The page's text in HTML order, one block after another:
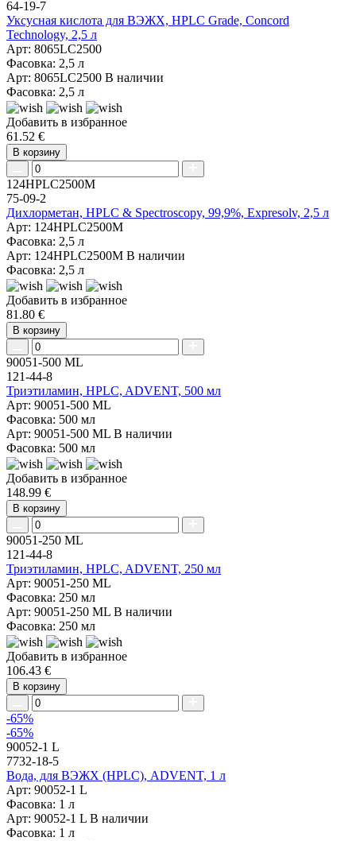
64-19-7
Уксусная кислота для ВЭЖХ, HPLC Grade, Concord
Technology, 2,5 л
Арт: 8065LC2500
Фасовка: 2,5 л
Арт: 8065LC2500 В наличии
Фасовка: 2,5 л
Добавить в избранное
61.52 €
В корзину
124HPLC2500M
75-09-2
Дихлорметан, HPLC & Spectroscopy, 99,9%, Expresolv, 2,5 л
Арт: 124HPLC2500M
Фасовка: 2,5 л
Арт: 124HPLC2500M В наличии
Фасовка: 2,5 л
Добавить в избранное
81.80 €
В корзину
90051-500 ML
121-44-8
Триэтиламин, HPLC, ADVENT, 500 мл
Арт: 90051-500 ML
Фасовка: 500 мл
Арт: 90051-500 ML В наличии
Фасовка: 500 мл
Добавить в избранное
148.99 €
В корзину
90051-250 ML
121-44-8
Триэтиламин, HPLC, ADVENT, 250 мл
Арт: 90051-250 ML
Фасовка: 250 мл
Арт: 90051-250 ML В наличии
Фасовка: 250 мл
Добавить в избранное
106.43 €
В корзину
-65%
-65%
90052-1 L
7732-18-5
Вода, для ВЭЖХ (HPLC), ADVENT, 1 л
Арт: 90052-1 L
Фасовка: 1 л
Арт: 90052-1 L В наличии
Фасовка: 1 л